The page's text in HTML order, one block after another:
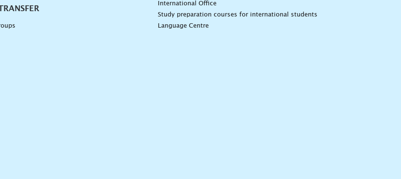
International Office
Study preparation courses for international students
Language Centre